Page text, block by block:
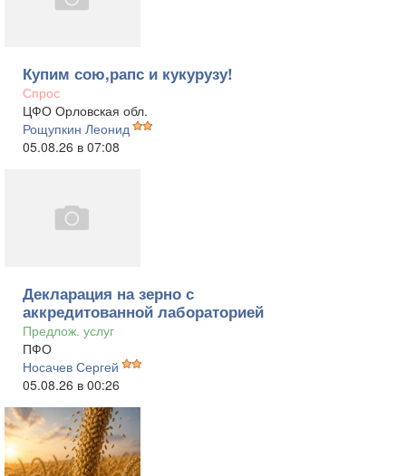
Купим сою,рапс и кукурузу!
Спрос
ЦФО Орловская обл.
Рощупкин Леонид
05.08.26 в 07:08
Декларация на зерно с
аккредитованной лабораторией
Предлож. услуг
ПФО
Носачев Сергей
05.08.26 в 00:26